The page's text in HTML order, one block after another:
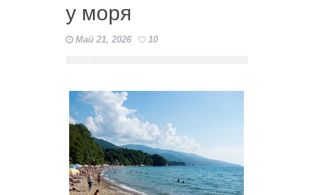
у моря
Май 21, 2026 10